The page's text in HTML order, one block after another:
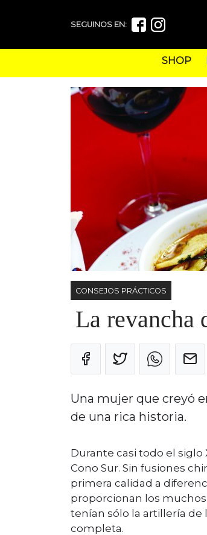
SEGUINOS EN:
SHOP
CONSEJOS PRÁCTICOS
La revancha
Una mujer que creyó
de una rica historia.
Durante casi todo el siglo
Cono Sur. Sin fusiones
primera calidad a
proporcionan los muchos
tenían sólo la artillería de
completa.